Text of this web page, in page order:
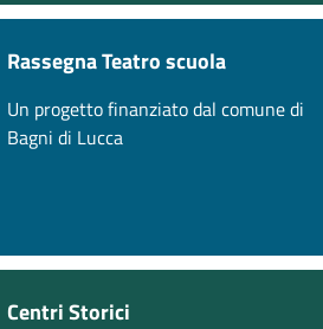
Rassegna Teatro scuola
Un progetto finanziato dal comune di
Bagni di Lucca
Centri Storici